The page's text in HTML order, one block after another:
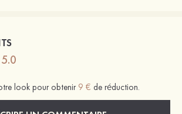
5.0
look pour obtenir 9 € de réduction.